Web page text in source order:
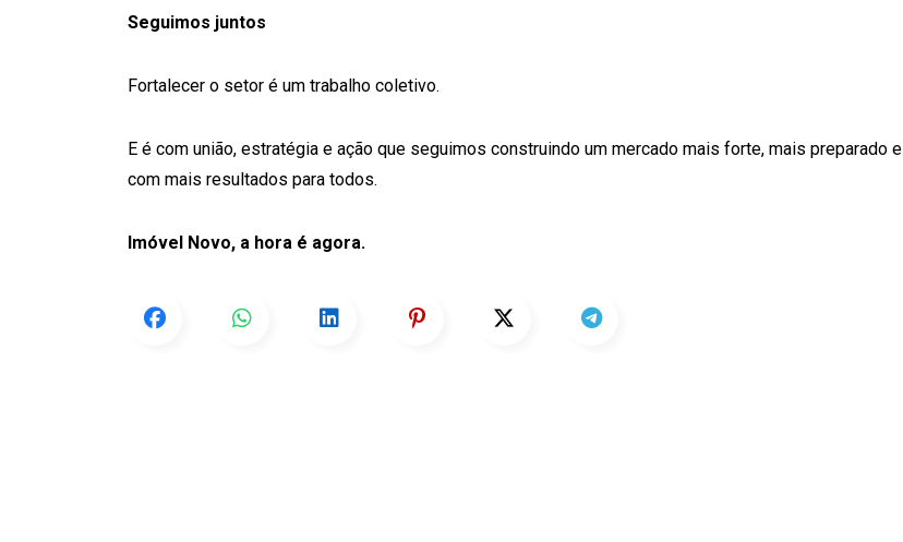
Seguimos juntos
Fortalecer o setor é um trabalho coletivo.
E é com união, estratégia e ação que seguimos construindo um mercado mais forte, mais preparado e
com mais resultados para todos.
Imóvel Novo, a hora é agora.